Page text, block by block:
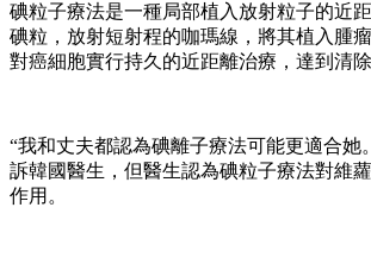
碘粒子療法是一種局部植入放射粒子的近
碘粒，放射短射程的咖瑪線，將其植入腫
對癌細胞實行持久的近距離治療，達到清除
“我和丈夫都認為碘離子療法可能更適合她
訴韓國醫生，但醫生認為碘粒子療法對維
作用。